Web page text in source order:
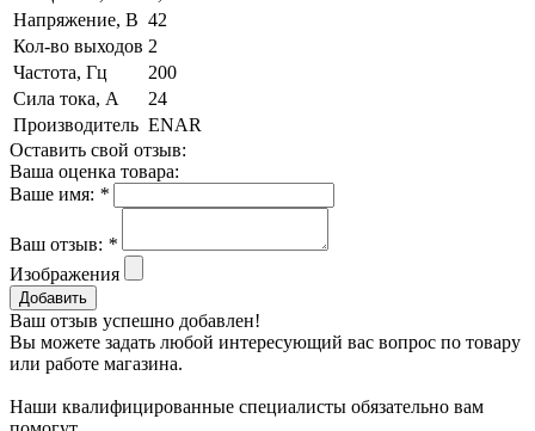
Напряжение, В 42
Кол-во выходов 2
Частота, Гц
200
Сила тока, А
24
Производитель ENAR
Оставить свой отзыв:
Ваша оценка товара:
Ваше имя: *
Ваш отзыв: *
Изображения
Добавить
Ваш отзыв успешно добавлен!
Вы можете задать любой интересующий вас вопрос по товару
или работе магазина.
Наши квалифицированные специалисты обязательно вам